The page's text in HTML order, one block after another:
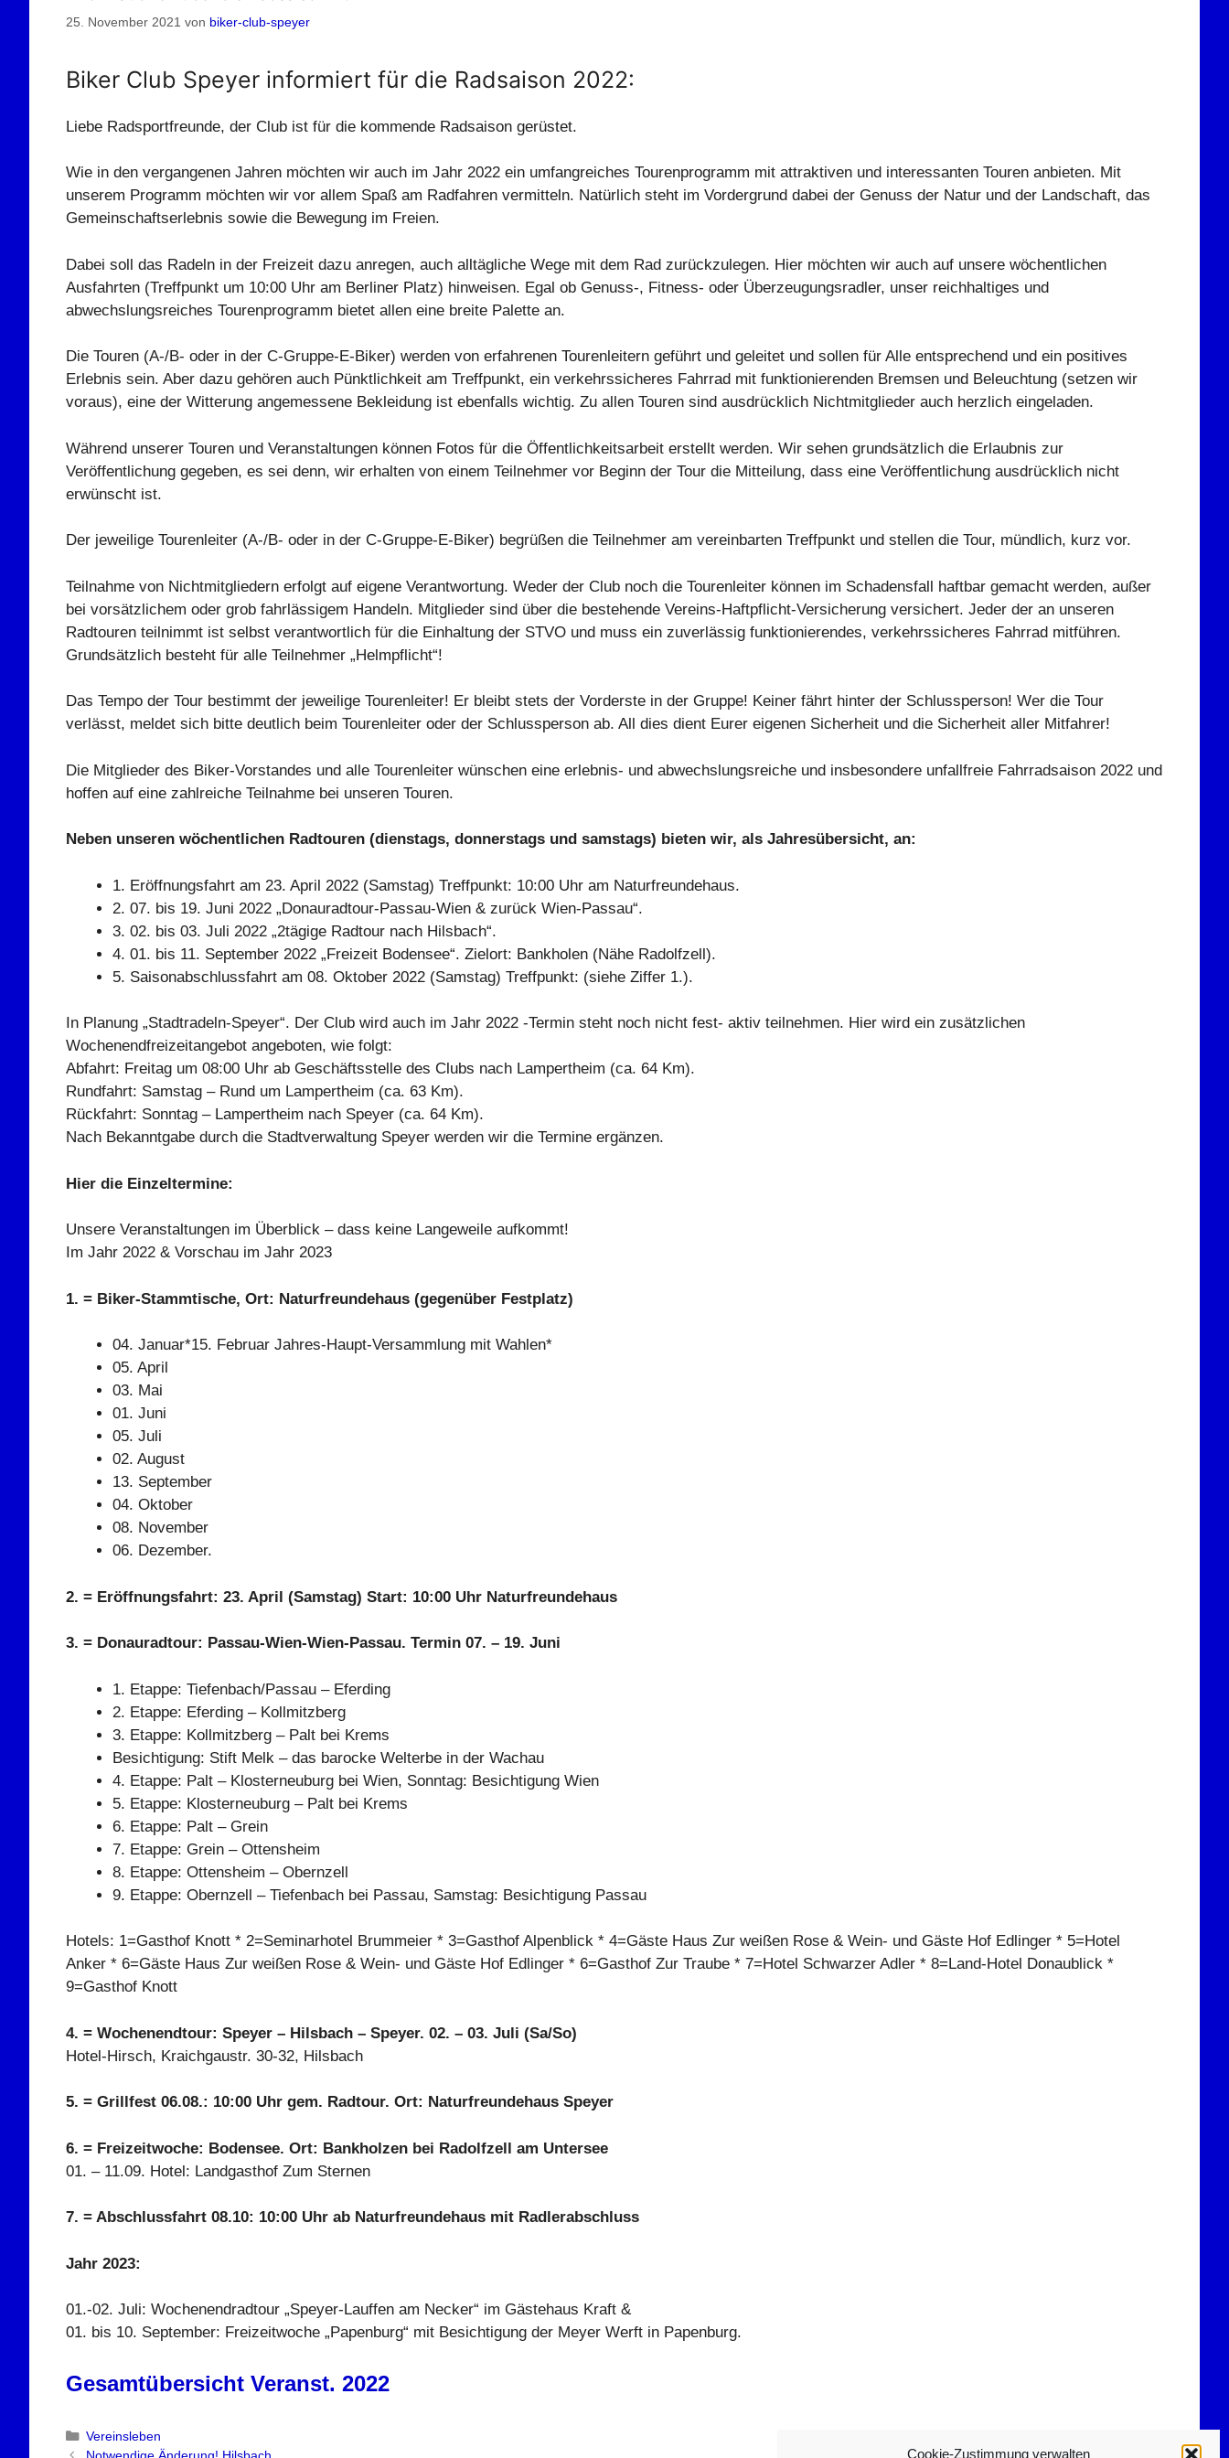
Cookie-Zustimmung verwalten
25. November 2021 von biker-club-speyer
Biker Club Speyer informiert für die Radsaison 2022:
Liebe Radsportfreunde, der Club ist für die kommende Radsaison gerüstet.
Wie in den vergangenen Jahren möchten wir auch im Jahr 2022 ein umfangreiches Tourenprogramm mit attraktiven und interessanten Touren anbieten. Mit
unserem Programm möchten wir vor allem Spaß am Radfahren vermitteln. Natürlich steht im Vordergrund dabei der Genuss der Natur und der Landschaft, das
Gemeinschaftserlebnis sowie die Bewegung im Freien.
Dabei soll das Radeln in der Freizeit dazu anregen, auch alltägliche Wege mit dem Rad zurückzulegen. Hier möchten wir auch auf unsere wöchentlichen
Ausfahrten (Treffpunkt um 10:00 Uhr am Berliner Platz) hinweisen. Egal ob Genuss-, Fitness- oder Überzeugungsradler, unser reichhaltiges und
abwechslungsreiches Tourenprogramm bietet allen eine breite Palette an.
Die Touren (A-/B- oder in der C-Gruppe-E-Biker) werden von erfahrenen Tourenleitern geführt und geleitet und sollen für Alle entsprechend und ein positives
Erlebnis sein. Aber dazu gehören auch Pünktlichkeit am Treffpunkt, ein verkehrssicheres Fahrrad mit funktionierenden Bremsen und Beleuchtung (setzen wir
voraus), eine der Witterung angemessene Bekleidung ist ebenfalls wichtig. Zu allen Touren sind ausdrücklich Nichtmitglieder auch herzlich eingeladen.
Während unserer Touren und Veranstaltungen können Fotos für die Öffentlichkeitsarbeit erstellt werden. Wir sehen grundsätzlich die Erlaubnis zur
Veröffentlichung gegeben, es sei denn, wir erhalten von einem Teilnehmer vor Beginn der Tour die Mitteilung, dass eine Veröffentlichung ausdrücklich nicht
erwünscht ist.
Der jeweilige Tourenleiter (A-/B- oder in der C-Gruppe-E-Biker) begrüßen die Teilnehmer am vereinbarten Treffpunkt und stellen die Tour, mündlich, kurz vor.
Teilnahme von Nichtmitgliedern erfolgt auf eigene Verantwortung. Weder der Club noch die Tourenleiter können im Schadensfall haftbar gemacht werden, außer
bei vorsätzlichem oder grob fahrlässigem Handeln. Mitglieder sind über die bestehende Vereins-Haftpflicht-Versicherung versichert. Jeder der an unseren
Radtouren teilnimmt ist selbst verantwortlich für die Einhaltung der STVO und muss ein zuverlässig funktionierendes, verkehrssicheres Fahrrad mitführen.
Grundsätzlich besteht für alle Teilnehmer „Helmpflicht“!
Das Tempo der Tour bestimmt der jeweilige Tourenleiter! Er bleibt stets der Vorderste in der Gruppe! Keiner fährt hinter der Schlussperson! Wer die Tour
verlässt, meldet sich bitte deutlich beim Tourenleiter oder der Schlussperson ab. All dies dient Eurer eigenen Sicherheit und die Sicherheit aller Mitfahrer!
Die Mitglieder des Biker-Vorstandes und alle Tourenleiter wünschen eine erlebnis- und abwechslungsreiche und insbesondere unfallfreie Fahrradsaison 2022 und
hoffen auf eine zahlreiche Teilnahme bei unseren Touren.
Neben unseren wöchentlichen Radtouren (dienstags, donnerstags und samstags) bieten wir, als Jahresübersicht, an:
1. Eröffnungsfahrt am 23. April 2022 (Samstag) Treffpunkt: 10:00 Uhr am Naturfreundehaus.
2. 07. bis 19. Juni 2022 „Donauradtour-Passau-Wien & zurück Wien-Passau“.
3. 02. bis 03. Juli 2022 „2tägige Radtour nach Hilsbach“.
4. 01. bis 11. September 2022 „Freizeit Bodensee“. Zielort: Bankholen (Nähe Radolfzell).
5. Saisonabschlussfahrt am 08. Oktober 2022 (Samstag) Treffpunkt: (siehe Ziffer 1.).
In Planung „Stadtradeln-Speyer“. Der Club wird auch im Jahr 2022 -Termin steht noch nicht fest- aktiv teilnehmen. Hier wird ein zusätzlichen
Wochenendfreizeitangebot angeboten, wie folgt:
Abfahrt: Freitag um 08:00 Uhr ab Geschäftsstelle des Clubs nach Lampertheim (ca. 64 Km).
Rundfahrt: Samstag – Rund um Lampertheim (ca. 63 Km).
Rückfahrt: Sonntag – Lampertheim nach Speyer (ca. 64 Km).
Nach Bekanntgabe durch die Stadtverwaltung Speyer werden wir die Termine ergänzen.
Hier die Einzeltermine:
Unsere Veranstaltungen im Überblick – dass keine Langeweile aufkommt!
Im Jahr 2022 & Vorschau im Jahr 2023
1. = Biker-Stammtische, Ort: Naturfreundehaus (gegenüber Festplatz)
04. Januar*15. Februar Jahres-Haupt-Versammlung mit Wahlen*
05. April
03. Mai
01. Juni
05. Juli
02. August
13. September
04. Oktober
08. November
06. Dezember.
2. = Eröffnungsfahrt: 23. April (Samstag) Start: 10:00 Uhr Naturfreundehaus
3. = Donauradtour: Passau-Wien-Wien-Passau. Termin 07. – 19. Juni
1. Etappe: Tiefenbach/Passau – Eferding
2. Etappe: Eferding – Kollmitzberg
3. Etappe: Kollmitzberg – Palt bei Krems
Besichtigung: Stift Melk – das barocke Welterbe in der Wachau
4. Etappe: Palt – Klosterneuburg bei Wien, Sonntag: Besichtigung Wien
5. Etappe: Klosterneuburg – Palt bei Krems
6. Etappe: Palt – Grein
7. Etappe: Grein – Ottensheim
8. Etappe: Ottensheim – Obernzell
9. Etappe: Obernzell – Tiefenbach bei Passau, Samstag: Besichtigung Passau
Hotels: 1=Gasthof Knott * 2=Seminarhotel Brummeier * 3=Gasthof Alpenblick * 4=Gäste Haus Zur weißen Rose & Wein- und Gäste Hof Edlinger * 5=Hotel
Anker * 6=Gäste Haus Zur weißen Rose & Wein- und Gäste Hof Edlinger * 6=Gasthof Zur Traube * 7=Hotel Schwarzer Adler * 8=Land-Hotel Donaublick *
9=Gasthof Knott
4. = Wochenendtour: Speyer – Hilsbach – Speyer. 02. – 03. Juli (Sa/So)
Hotel-Hirsch, Kraichgaustr. 30-32, Hilsbach
5. = Grillfest 06.08.: 10:00 Uhr gem. Radtour. Ort: Naturfreundehaus Speyer
6. = Freizeitwoche: Bodensee. Ort: Bankholzen bei Radolfzell am Untersee
01. – 11.09. Hotel: Landgasthof Zum Sternen
7. = Abschlussfahrt 08.10: 10:00 Uhr ab Naturfreundehaus mit Radlerabschluss
Jahr 2023:
01.-02. Juli: Wochenendradtour „Speyer-Lauffen am Necker“ im Gästehaus Kraft &
01. bis 10. September: Freizeitwoche „Papenburg“ mit Besichtigung der Meyer Werft in Papenburg.
Gesamtübersicht Veranst. 2022
Kategorien
Vereinsleben
Notwendige Änderung! Hilsbach